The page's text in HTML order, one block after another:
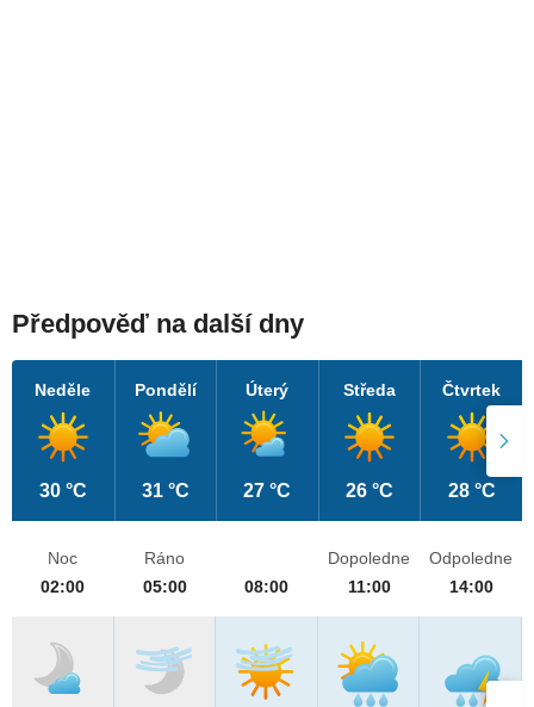
Předpověď na další dny
Neděle
30 °C
Pondělí
31 °C
Úterý
27 °C
Středa
26 °C
Čtvrtek
28 °C
Noc
02:00
Ráno
05:00
08:00
Dopoledne
11:00
Odpoledne
14:00